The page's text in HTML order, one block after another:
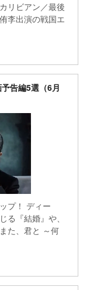
リビアン／最後
李出演の戦国エ
告編5選（6月
プ！ ディー
る『結婚』や、
た、君と ～何